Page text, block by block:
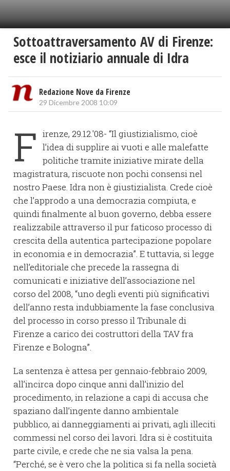
Sottoattraversamento AV di Firenze:
esce il notiziario annuale di Idra
Redazione Nove da Firenze
29 Dicembre 2008 10:09
F irenze, 29.12.'08- “Il giustizialismo, cioè
l’idea di supplire ai vuoti e alle malefatte
politiche tramite iniziative mirate della
magistratura, riscuote non pochi consensi nel
nostro Paese. Idra non è giustizialista. Crede cioè
che l’approdo a una democrazia compiuta, e
quindi finalmente al buon governo, debba essere
realizzabile attraverso il pur faticoso processo di
crescita della autentica partecipazione popolare
in economia e in democrazia”. E tuttavia, si legge
nell’editoriale che precede la rassegna di
comunicati e iniziative dell’associazione nel
corso del 2008, “uno degli eventi più significativi
dell’anno resta indubbiamente la fase conclusiva
del processo in corso presso il Tribunale di
Firenze a carico dei costruttori della TAV fra
Firenze e Bologna”.
La sentenza è attesa per gennaio-febbraio 2009,
all’incirca dopo cinque anni dall’inizio del
procedimento, in relazione a capi di accusa che
spaziano dall’ingente danno ambientale
pubblico, ai danneggiamenti ai privati, agli illeciti
commessi nel corso dei lavori. Idra si è costituita
parte civile, e crede che ne sia valsa la pena.
“Perché, se è vero che la politica si fa nella società